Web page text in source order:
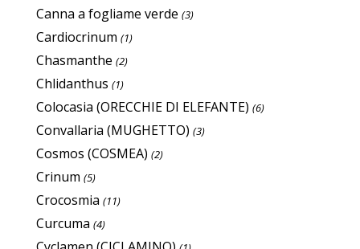
Canna a fogliame verde (3)
Cardiocrinum (1)
Chasmanthe (2)
Chlidanthus (1)
Colocasia (ORECCHIE DI ELEFANTE) (6)
Convallaria (MUGHETTO) (3)
Cosmos (COSMEA) (2)
Crinum (5)
Crocosmia (11)
Curcuma (4)